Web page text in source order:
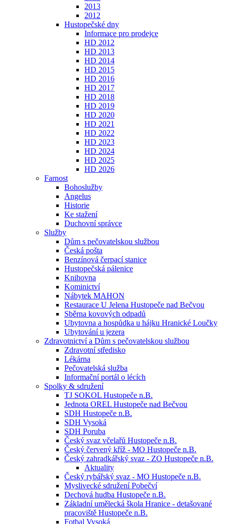
2013
2012
Hustopečské dny
Informace pro prodejce
HD 2012
HD 2013
HD 2014
HD 2015
HD 2016
HD 2017
HD 2018
HD 2019
HD 2020
HD 2021
HD 2022
HD 2023
HD 2024
HD 2025
HD 2026
Farnost
Bohoslužby
Angelus
Historie
Ke stažení
Duchovní správce
Služby
Dům s pečovatelskou službou
Česká pošta
Benzínová čerpací stanice
Hustopečská pálenice
Knihovna
Kominictví
Nábytek MAHON
Restaurace U Jelena Hustopeče nad Bečvou
Sběrna kovových odpadů
Ubytovna a hospůdka u hájku Hranické Loučky
Ubytování u jezera
Zdravotnictví a Dům s pečovatelskou službou
Zdravotní středisko
Lékárna
Pečovatelská služba
Informační portál o lécích
Spolky & sdružení
TJ SOKOL Hustopeče n.B.
Jednota OREL Hustopeče nad Bečvou
SDH Hustopeče n.B.
SDH Vysoká
SDH Poruba
Český svaz včelařů Hustopeče n.B.
Český červený kříž - MO Hustopeče n.B.
Český zahradkářský svaz - ZO Hustopeče n.B.
Aktuality
Český rybářský svaz - MO Hustopeče n.B.
Myslivecké sdružení Pobečví
Dechová hudba Hustopeče n.B.
Základní umělecká škola Hranice - detašované
pracoviště Hustopeče n.B.
Fotbal Vysoká